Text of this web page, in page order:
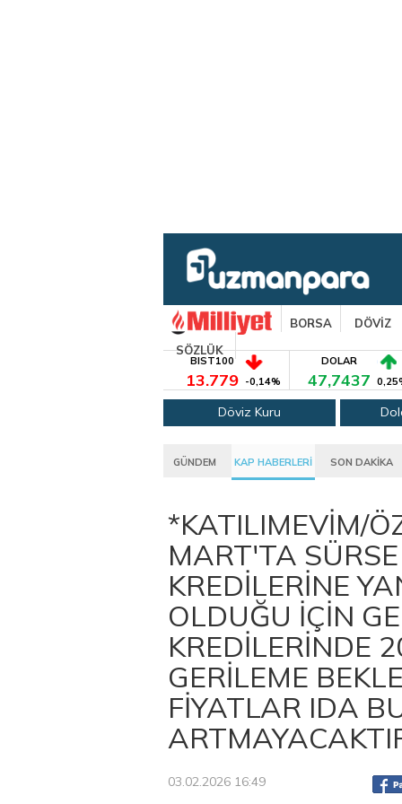
BORSA
DÖVİZ
SÖZLÜK
BIST100
13.779 -0,14%
DOLAR
47,7437
Döviz Kuru
GÜNDEM KAP HABERLERİ SON DAKİKA
*KATILIMEVİM/
MART'TA
KREDİLERİNE
OLDUĞU İÇİN
KREDİLERİNDE
GERİLEME
FİYATLAR IDA
03.02.2026 16:49